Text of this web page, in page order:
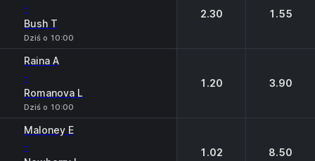
-
Bush T
Dziś o 10:00
2.30 1.55
Raina A
-
Romanova L
Dziś o 10:00
1.20 3.90
Maloney E
- 1.02 8.50